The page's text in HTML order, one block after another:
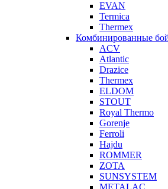
EVAN
Termica
Thermex
Комбинированные
ACV
Atlantic
Drazice
Thermex
ELDOM
STOUT
Royal Thermo
Gorenje
Ferroli
Hajdu
ROMMER
ZOTA
SUNSYSTEM
METALAC